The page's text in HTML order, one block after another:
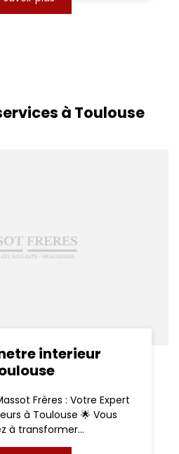
à Toulouse
interieur
Frères : Votre Expert
à Toulouse 🌟 Vous
à transformer...